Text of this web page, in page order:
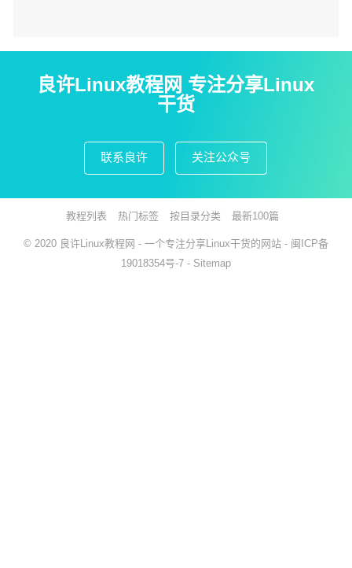
良许Linux教程网 专注分享Linux
干货
联系良许 关注公众号
教程列表 热门标签 按目录分类 最新100篇
© 2020 良许Linux教程网 - 一个专注分享Linux干货的网站 - 闽ICP备
19018354号-7 - Sitemap